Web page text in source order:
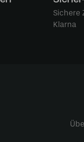
Sichere
Klarna